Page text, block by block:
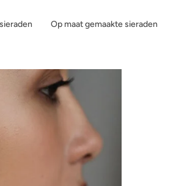
Op maat gemaakte sieraden